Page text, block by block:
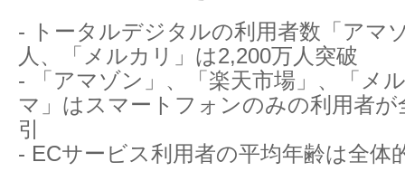
- トータルデジタルの利用者数「アマ
人、「メルカリ」は2,200万人突破
- 「アマゾン」、「楽天市場」、「メ
マ」はスマートフォンのみの利用者が
引
- ECサービス利用者の平均年齢は全体